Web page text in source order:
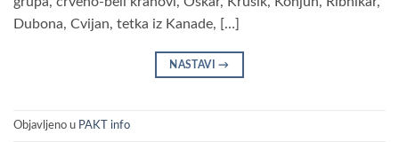
Dubona, Cvijan, tetka iz Kanade, […]
NASTAVI→
Objavljeno u PAKT info